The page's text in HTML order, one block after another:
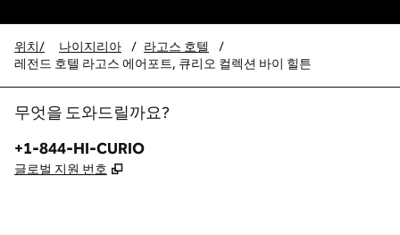
위치/ 나이지리아 / 라고스 호텔
/
레전드 호텔 라고스 에어포트, 큐리오 컬렉션 바이 힐튼
무엇을 도와드릴까요?
전화:
+1-844-HI-CURIO
글로벌 지원 번호 ,